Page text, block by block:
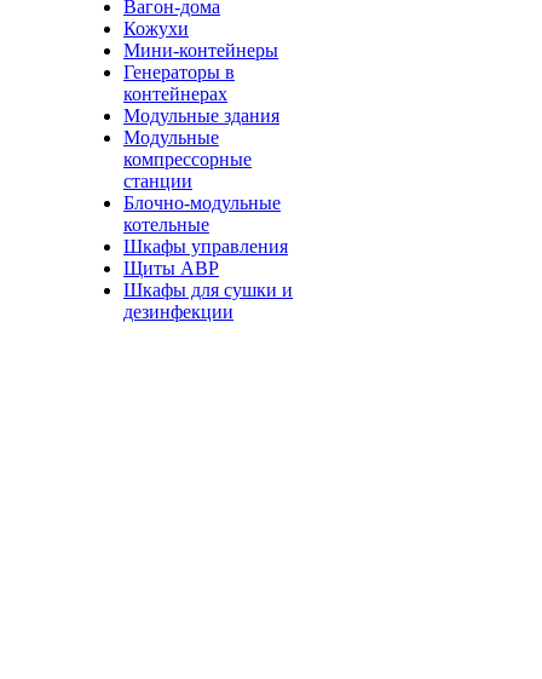
Вагон-дома
Кожухи
Мини-контейнеры
Генераторы в
контейнерах
Модульные здания
Модульные
компрессорные
станции
Блочно-модульные
котельные
Шкафы управления
Щиты АВР
Шкафы для сушки и
дезинфекции